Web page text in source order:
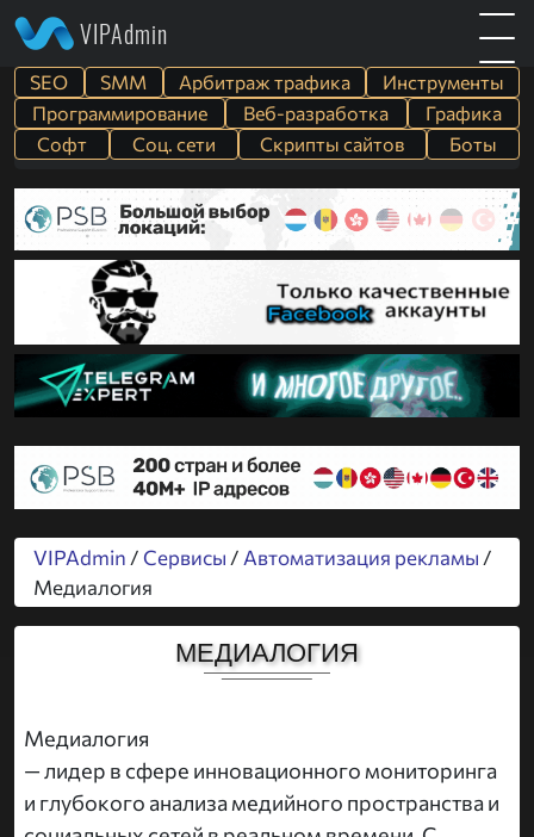
VIPAdmin
SEO SMM Арбитраж трафика
Инструменты
Программирование
Веб-разработка
Графика
Софт
Cоц. сети Скрипты сайтов Боты
VIPAdmin / Сервисы / Автоматизация рекламы /
Медиалогия
МЕДИАЛОГИЯ
Медиалогия
— лидер в сфере инновационного мониторинга
и глубокого анализа медийного пространства и